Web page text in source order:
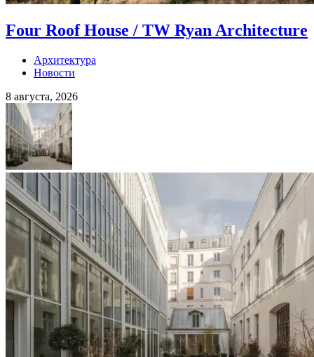
Four Roof House / TW Ryan Architecture
Архитектура
Новости
8 августа, 2026